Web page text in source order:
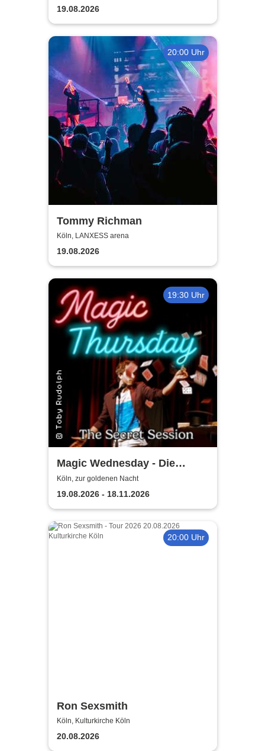
19.08.2026
20:00 Uhr
Tommy Richman
Köln, LANXESS arena
19.08.2026
19:30 Uhr
Magic Wednesday - Die
Secret Session
Köln, zur goldenen Nacht
19.08.2026 - 18.11.2026
20:00 Uhr
Ron Sexsmith
Köln, Kulturkirche Köln
20.08.2026